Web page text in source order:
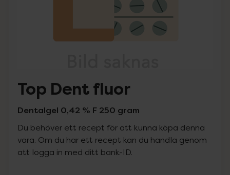
Top Dent fluor
Dentalgel 0,42 % F 250 gram
Du behöver ett recept för att kunna köpa denna
vara. Om du har ett recept kan du handla genom
att logga in med ditt bank-ID.